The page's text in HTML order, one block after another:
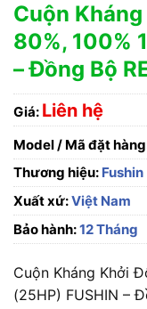
Cuộn
80%, 100%
– Đồng Bộ
Giá: Liên hệ
Model / Mã đặt
Thương hiệu: Fushin
Xuất xứ:Việt Nam
Bảo hành:12 Tháng
Cuộn Kháng Khởi
(25HP) FUSHIN –